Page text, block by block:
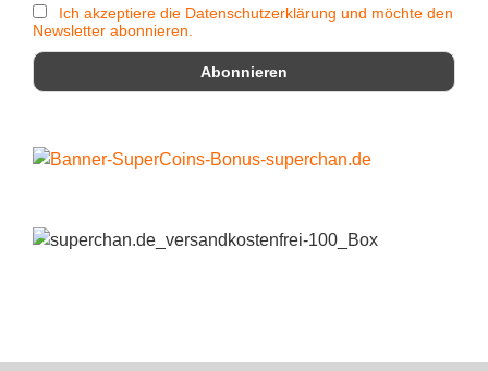
Ich akzeptiere die Datenschutzerklärung und möchte den
Newsletter abonnieren.